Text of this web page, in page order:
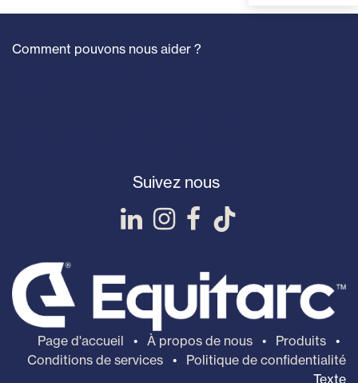
Comment pouvons nous aider ?
Suivez nous
Page d'accueil • À propos de nous • Produits •
Conditions de services •
Politique de confidentialité
Texte